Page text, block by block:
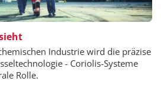
Industrie wird die präzise
- Coriolis-Systeme
Rolle.